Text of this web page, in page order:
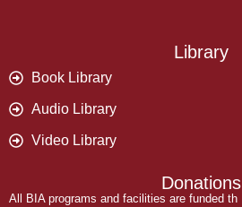
Library
Book Library
Audio Library
Video Library
Donations
All BIA programs and facilities are funded th